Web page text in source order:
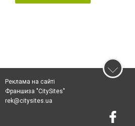
Реклама на сайті
Франшиза "CitySites"
rek@citysites.ua